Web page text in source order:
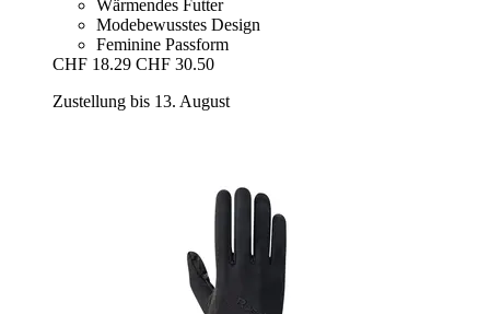
Wärmendes Futter
Modebewusstes Design
Feminine Passform
CHF 18.29 CHF 30.50
Zustellung bis 13. August